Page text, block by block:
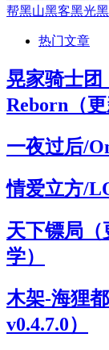
帮黑山黑客黑光
热门文章
晃家骑士团
Reborn（更
一夜过后/
情爱立方/
天下镖局（
学）
木架-海狸
v0.4.7.0）